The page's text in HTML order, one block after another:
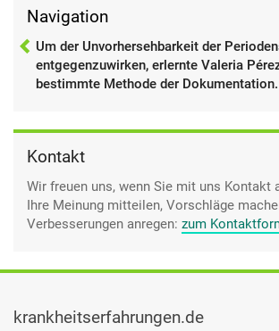
jeden Fall haben sich alle unsere Zyklen so
verschoben.
Navigation
Um der Unvorhersehbarkeit der
entgegenzuwirken, erlernte Valeria
bestimmte Methode der Dokumentation.
Kontakt
Wir freuen uns, wenn Sie mit uns Kontakt
Ihre Meinung mitteilen, Vorschläge
Verbesserungen anregen: zum
krankheitserfahrungen.de